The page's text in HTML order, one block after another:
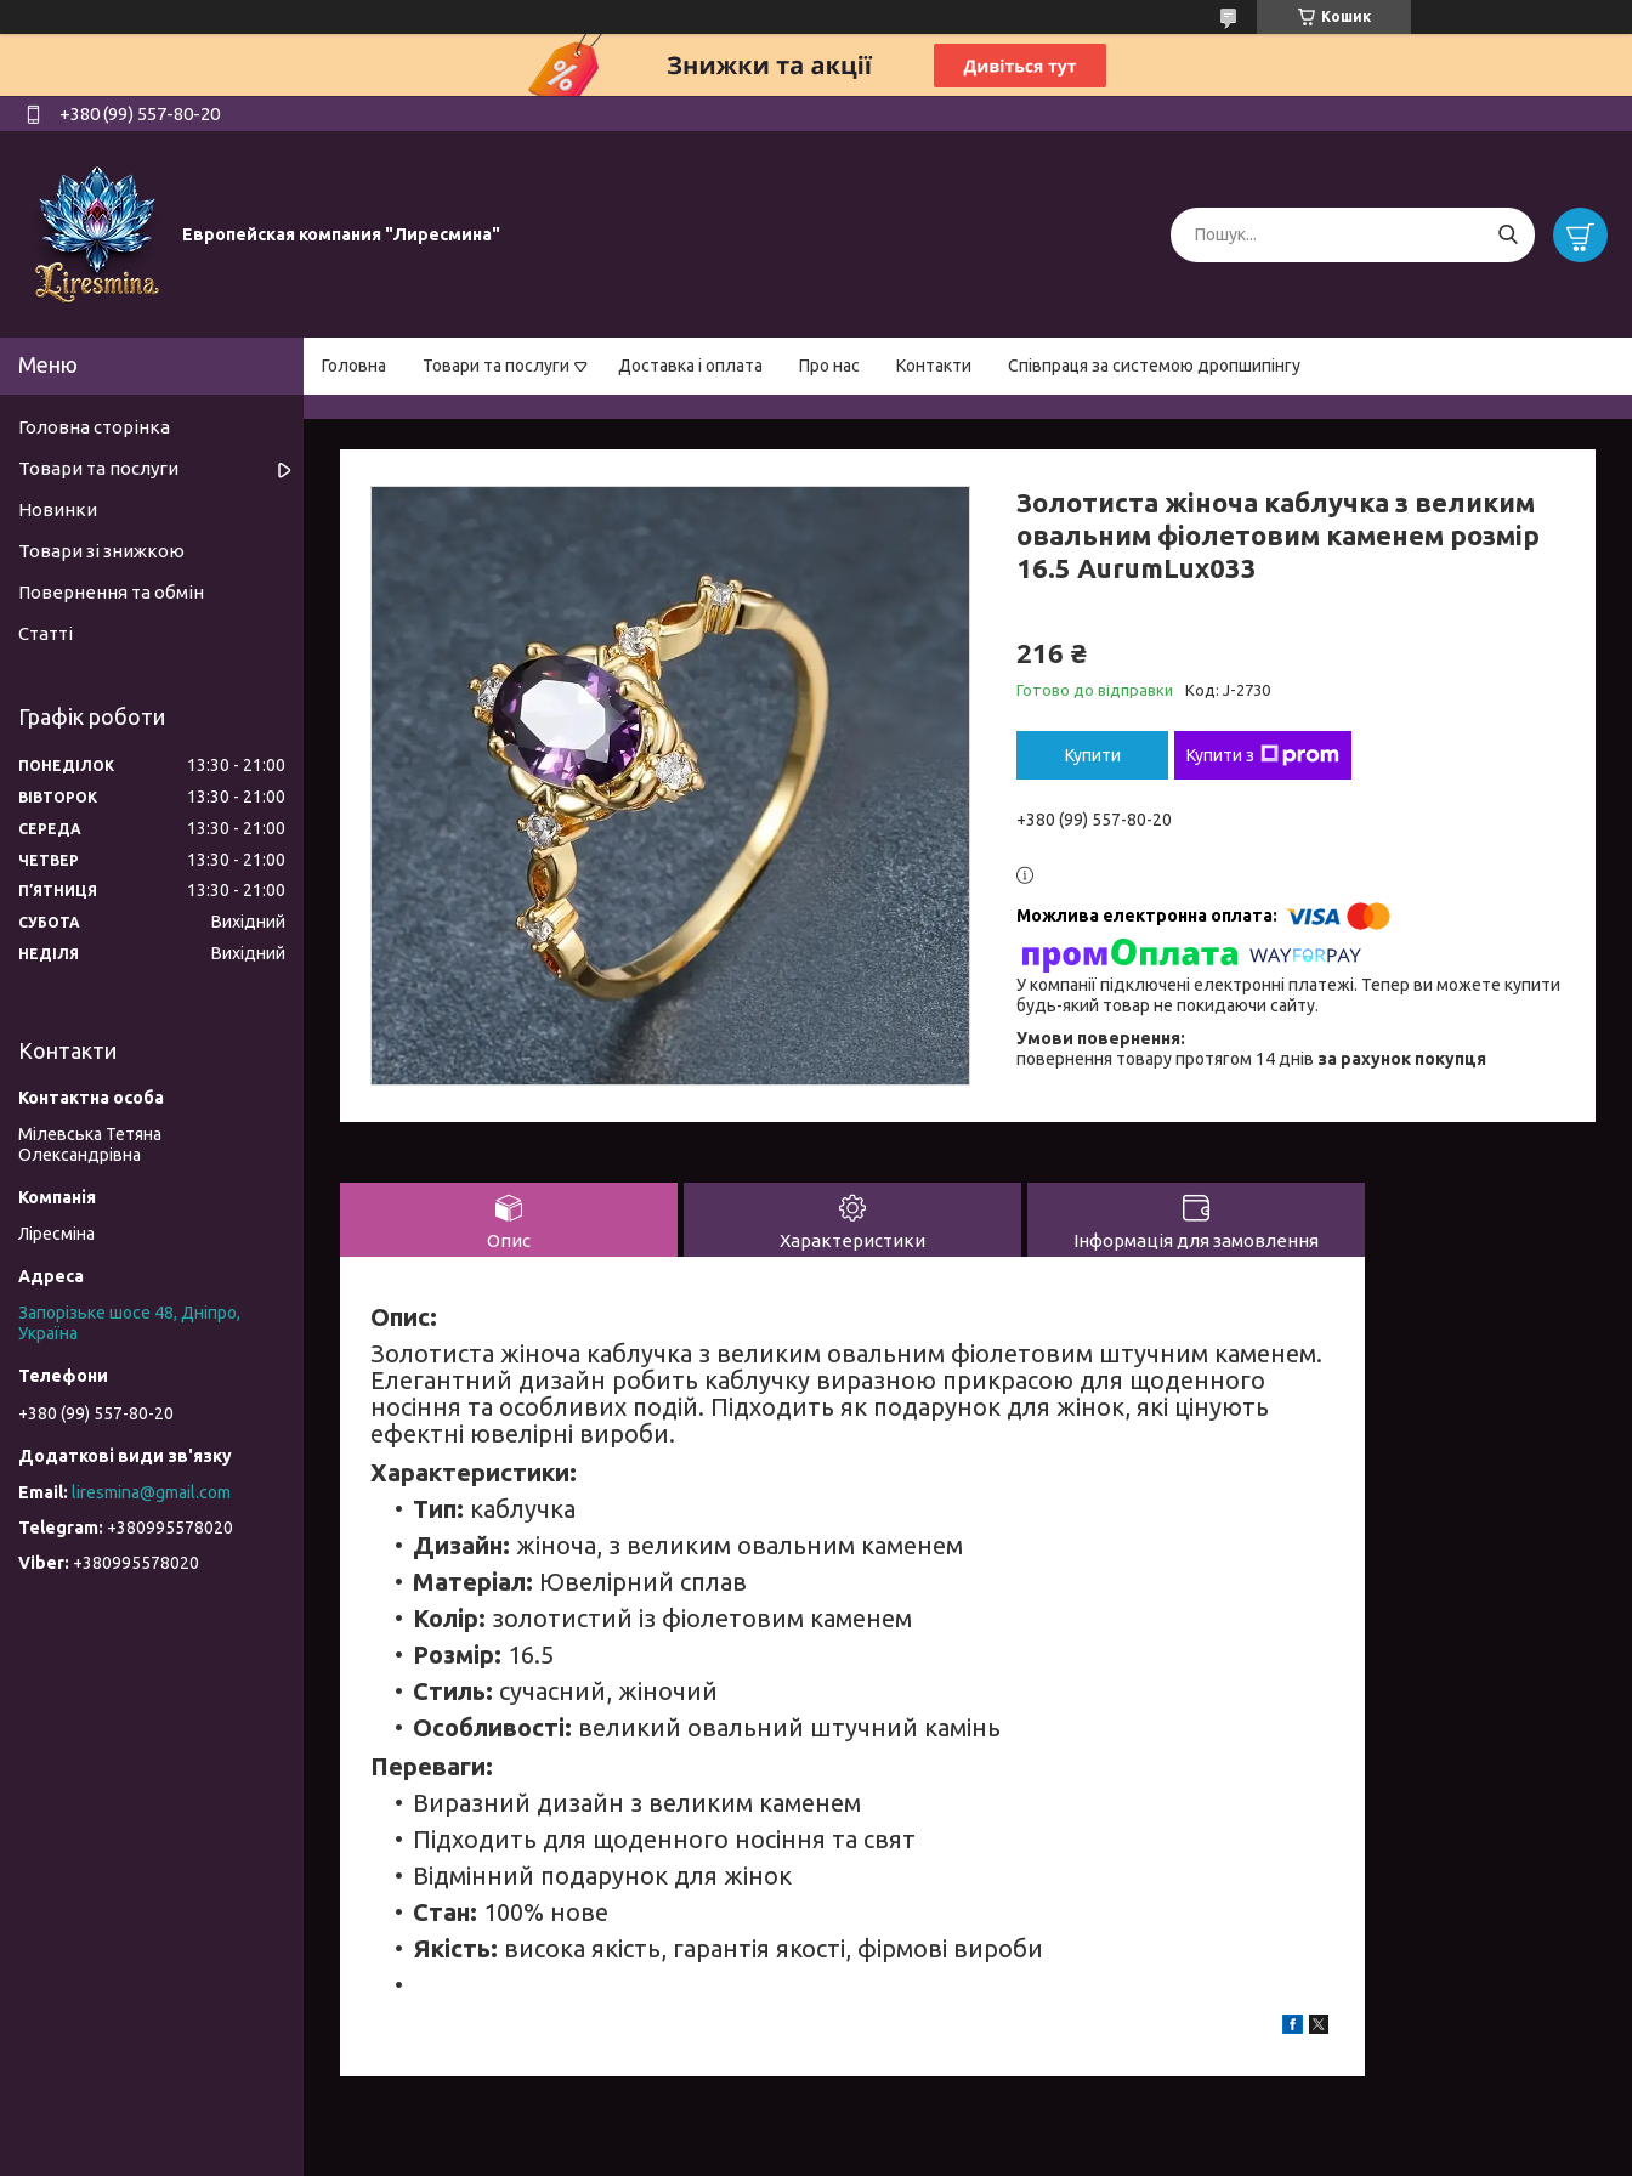
Кошик
+380 (99) 557-80-20
Европейская компания "Лиресмина"
Головна Товари та послуги Доставка і оплата Про нас Контакти Співпраця за системою дропшипінгу
Золотиста жіноча каблучка з великим
овальним фіолетовим каменем розмір
16.5 AurumLux033
216 ₴
Готово до відправки Код: J-2730
Купити Купити з
+380 (99) 557-80-20
У компанії підключені електронні платежі. Тепер ви можете купити
будь-який товар не покидаючи сайту.
повернення товару протягом 14 днів за рахунок покупця
Опис Характеристики Інформація для замовлення
Опис:
Золотиста жіноча каблучка з великим овальним фіолетовим штучним каменем.
Елегантний дизайн робить каблучку виразною прикрасою для щоденного
носіння та особливих подій. Підходить як подарунок для жінок, які цінують
ефектні ювелірні вироби.
Характеристики:
Тип: каблучка
Дизайн: жіноча, з великим овальним каменем
Матеріал: Ювелірний сплав
Колір: золотистий із фіолетовим каменем
Розмір: 16.5
Стиль: сучасний, жіночий
Особливості: великий овальний штучний камінь
Переваги:
Виразний дизайн з великим каменем
Підходить для щоденного носіння та свят
Відмінний подарунок для жінок
Стан: 100% нове
Якість: висока якість, гарантія якості, фірмові вироби
Головна сторінка
Товари та послуги
Новинки
Товари зі знижкою
Повернення та обмін
Статті
Графік роботи
ПОНЕДІЛОК 13:30 21:00
ВІВТОРОК 13:30 21:00
СЕРЕДА 13:30 21:00
ЧЕТВЕР 13:30 21:00
ПʼЯТНИЦЯ 13:30 21:00
СУБОТА Вихідний
НЕДІЛЯ Вихідний
Контакти
Мілевська Тетяна
Олександрівна
Ліресміна
Запорізьке шосе 48, Дніпро,
Україна
+380 (99) 557-80-20
liresmina@gmail.com
+380995578020
+380995578020